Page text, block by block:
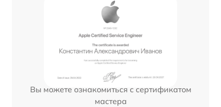
Вы можете ознакомиться с сертификатом
мастера